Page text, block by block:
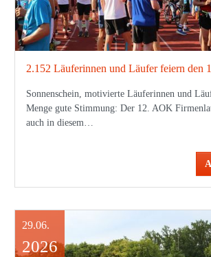
Sonnenschein, motivierte Läuferinnen und
Menge gute Stimmung: Der 12. AOK
auch in diesem…
29.06.
2026